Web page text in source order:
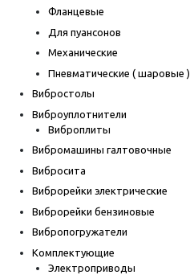
Фланцевые
Для пуансонов
Механические
Пневматические ( шаровые )
Вибростолы
Виброуплотнители
Виброплиты
Вибромашины галтовочные
Вибросита
Виброрейки электрические
Виброрейки бензиновые
Вибропогружатели
Комплектующие
Электроприводы